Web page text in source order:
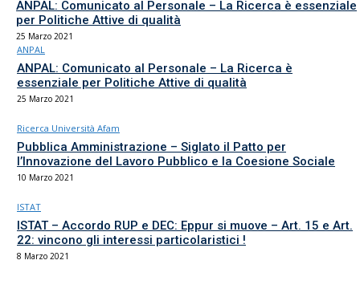
ANPAL: Comunicato al Personale – La Ricerca è essenziale
per Politiche Attive di qualità
25 Marzo 2021
ANPAL
ANPAL: Comunicato al Personale – La Ricerca è
essenziale per Politiche Attive di qualità
25 Marzo 2021
Ricerca Università Afam
Pubblica Amministrazione – Siglato il Patto per
l’Innovazione del Lavoro Pubblico e la Coesione Sociale
10 Marzo 2021
ISTAT
ISTAT – Accordo RUP e DEC: Eppur si muove – Art. 15 e Art.
22: vincono gli interessi particolaristici !
8 Marzo 2021